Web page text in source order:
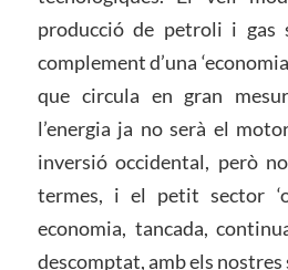
producció de petroli i gas
complement d’una
que circula en gran
l’energia ja no serà el
inversió occidental, però
termes, i el petit sector
economia, tancada,
descomptat, amb els nostres